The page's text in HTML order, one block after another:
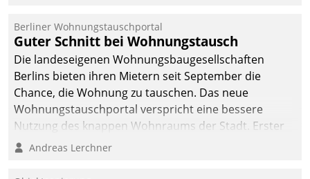
Berliner Wohnungstauschportal
Guter Schnitt bei Wohnungstausch
Die landeseigenen Wohnungsbaugesellschaften
Berlins bieten ihren Mietern seit September die
Chance, die Wohnung zu tauschen. Das neue
Wohnungstauschportal verspricht eine bessere
Nutzung des knappen Wohnraums der Stadt. Erster
Anwendungsfall für Datatrains Lösung API-Hub mit
Unternehmen.
Andreas Lerchner